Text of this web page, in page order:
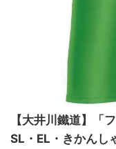
【大井川鐵道】「
SL・EL・きかんし